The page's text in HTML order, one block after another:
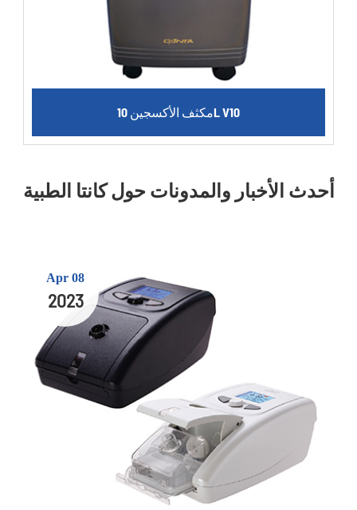
مكثف الأكسجين 10L V10
أحدث الأخبار والمدونات حول كانتا الطبية
Apr 08
2023